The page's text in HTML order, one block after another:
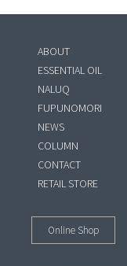
ABOUT
ESSENTIAL OIL
NALUQ
FUPUNOMORI
NEWS
COLUMN
CONTACT
RETAIL STORE
Online Shop